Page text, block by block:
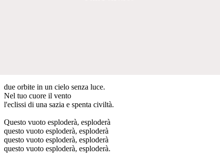
due orbite in un cielo senza luce.
Nel tuo cuore il vento
l'eclissi di una sazia e spenta civiltà.
Questo vuoto esploderà, esploderà
questo vuoto esploderà, esploderà
questo vuoto esploderà, esploderà
questo vuoto esploderà, esploderà.